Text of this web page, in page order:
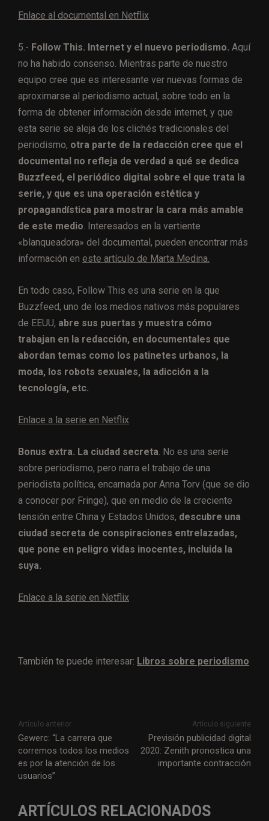
Enlace al documental en Netflix
5.- Follow This. Internet y el nuevo periodismo. Aquí
no ha habido consenso. Mientras parte de nuestro
equipo cree que es interesante ver nuevas formas de
aproximarse al periodismo actual, sobre todo en la
forma de obtener información desde internet, y que
esta serie se aleja de los clichés tradicionales del
periodismo, otra parte de la redacción cree que el
documental no refleja de verdad a qué se dedica
Buzzfeed, el periódico digital sobre el que trata la
serie, y que es una operación estética y
propagandística para mostrar la cara más amable
de este medio. Interesados en la vertiente
«blanqueadora» del documental, pueden encontrar más
información en este artículo de Marta Medina.
En todo caso, Follow This es una serie en la que
Buzzfeed, uno de los medios nativos más populares
de EEUU, abre sus puertas y muestra cómo
trabajan en la redacción, en documentales que
abordan temas como los patinetes urbanos, la
moda, los robots sexuales, la adicción a la
tecnología, etc.
Enlace a la serie en Netflix
Bonus extra. La ciudad secreta. No es una serie
sobre periodismo, pero narra el trabajo de una
periodista política, encarnada por Anna Torv (que se dio
a conocer por Fringe), que en medio de la creciente
tensión entre China y Estados Unidos, descubre una
ciudad secreta de conspiraciones entrelazadas,
que pone en peligro vidas inocentes, incluida la
suya.
Enlace a la serie en Netflix
También te puede interesar: Libros sobre periodismo
Artículo anterior
Gewerc: “La carrera que
corremos todos los medios
es por la atención de los
usuarios”
Artículo siguiente
Previsión publicidad digital
2020: Zenith pronostica una
importante contracción
ARTÍCULOS RELACIONADOS